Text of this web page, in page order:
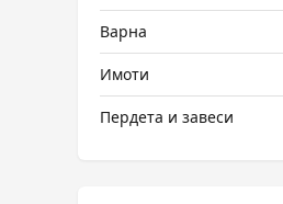
Варна
Имоти
Пердета и завеси